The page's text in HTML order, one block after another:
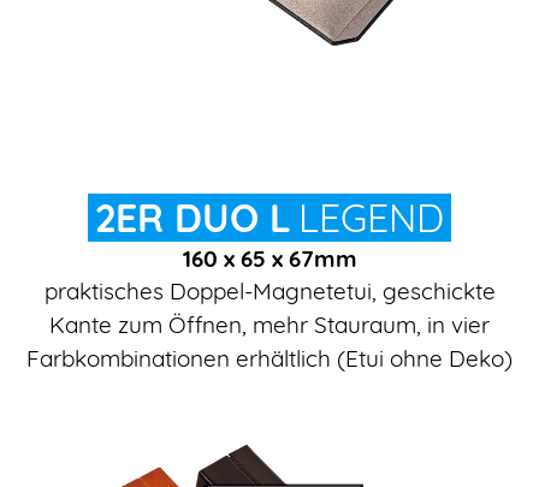
2ER DUO L LEGEND
160 x 65 x 67mm
praktisches Doppel-Magnetetui, geschickte
Kante zum Öffnen, mehr Stauraum, in vier
Farbkombinationen erhältlich (Etui ohne Deko)